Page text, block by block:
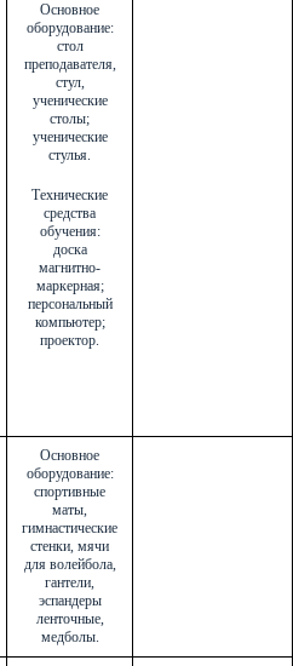
Основное
оборудование:
стол
преподавателя,
стул,
ученические
столы;
ученические
стулья.
Технические
средства
обучения:
доска
магнитно-
маркерная;
персональный
компьютер;
проектор.
Основное
оборудование:
спортивные
маты,
гимнастические
стенки, мячи
для волейбола,
гантели,
эспандеры
ленточные,
медболы.